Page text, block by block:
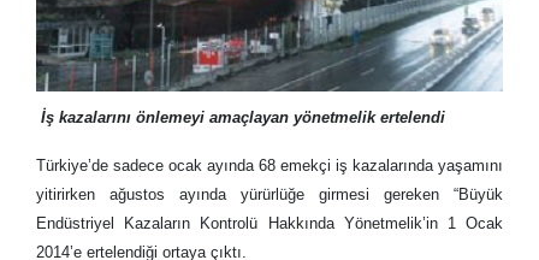
İş kazalarını önlemeyi amaçlayan yönetmelik ertelendi
Türkiye’de sadece ocak ayında 68 emekçi iş kazalarında yaşamını
yitirirken ağustos ayında yürürlüğe girmesi gereken “Büyük
Endüstriyel Kazaların Kontrolü Hakkında Yönetmelik’in 1 Ocak
2014’e ertelendiği ortaya çıktı.